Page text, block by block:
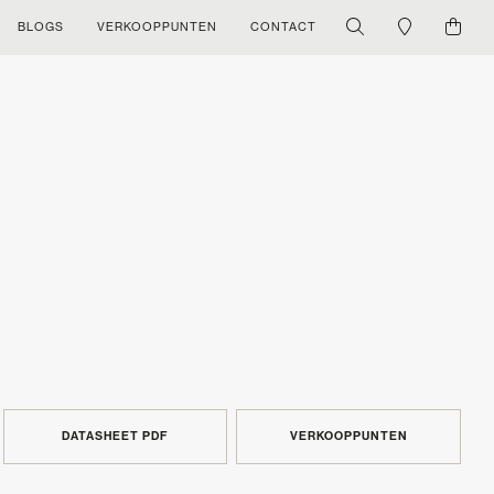
BLOGS VERKOOPPUNTEN CONTACT
DATASHEET PDF VERKOOPPUNTEN